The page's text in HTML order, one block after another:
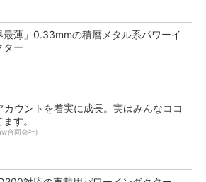
最薄」0.33mmの積層メタル系パワーイ
ター
カウントを着実に成長。実はみんなココ
す。
合同会社)